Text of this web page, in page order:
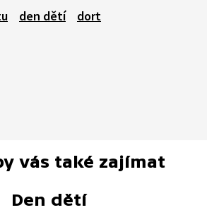
den dětí
dort
vás také zajímat
Den dětí